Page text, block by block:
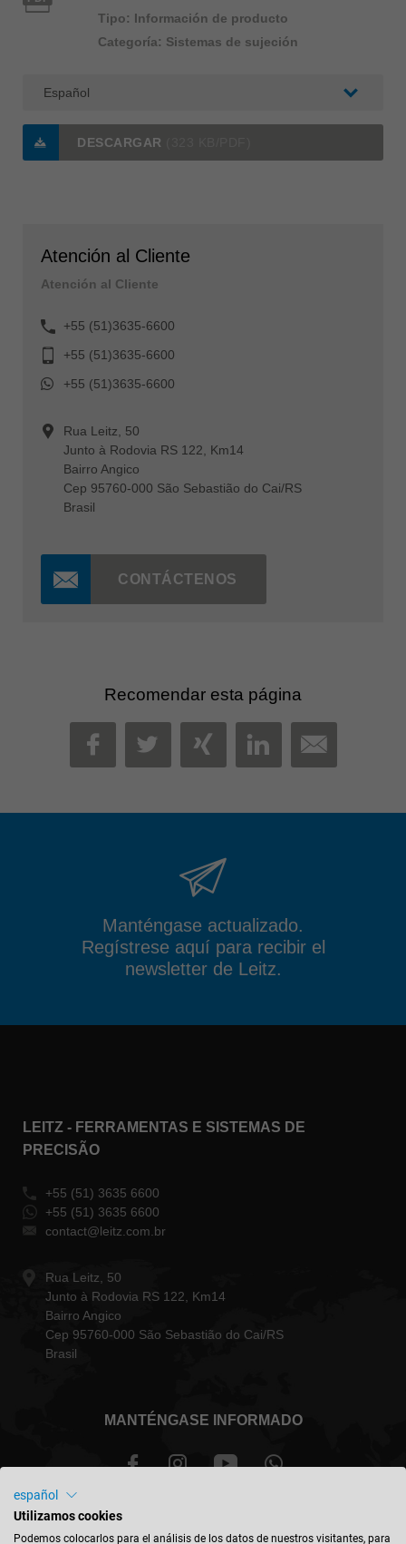
Tipo: Información de producto
Categoría: Sistemas de sujeción
DESCARGAR
Atención al Cliente
Atención al Cliente
+55 (51)3635-6600
+55 (51)3635-6600
+55 (51)3635-6600
Rua Leitz, 50
Junto à Rodovia RS 122, Km14
Bairro Angico
Cep 95760-000 São Sebastião do Cai/RS
Brasil
CONTÁCTENOS
Recomendar esta página
FACEBOOK
TWITTER
XINGLINKEDIN
MAIL
Manténgase actualizado.
Regístrese aquí para recibir el
newsletter de Leitz.
LEITZ - FERRAMENTAS E SISTEMAS DE
PRECISÃO
+55 (51) 3635 6600
+55 (51) 3635 6600
contact@leitz.com.br
Rua Leitz, 50
Junto à Rodovia RS 122, Km14
Bairro Angico
Cep 95760-000 São Sebastião do Cai/RS
Brasil
MANTÉNGASE INFORMADO
español
Utilizamos cookies
Podemos colocarlos para el análisis de los datos de nuestros visitantes, para